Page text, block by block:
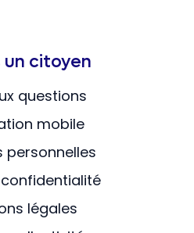
un citoyen
questions
mobile
personnelles
légales